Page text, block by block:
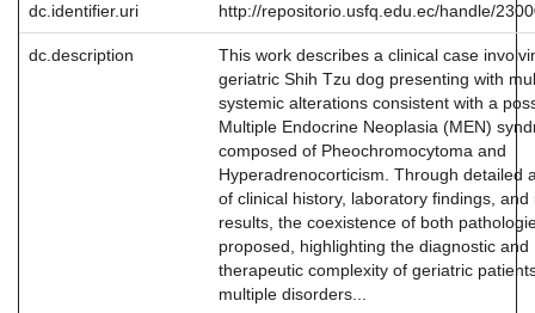
dc.identifier.uri http://repositorio.usfq.edu.ec/handle/
dc.description
This work describes a clinical case
geriatric Shih Tzu dog presenting with
systemic alterations consistent with a
Multiple Endocrine Neoplasia (MEN)
composed of Pheochromocytoma and
Hyperadrenocorticism. Through detailed
of clinical history, laboratory findings, and
results, the coexistence of both
proposed, highlighting the diagnostic and
therapeutic complexity of geriatric
multiple disorders...